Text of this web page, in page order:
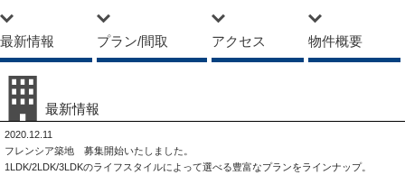
最新情報 プラン/間取 アクセス 物件概要
最新情報
2020.12.11
フレンシア築地 募集開始いたしました。
1LDK/2LDK/3LDKのライフスタイルによって選べる豊富なプランをラインナップ。